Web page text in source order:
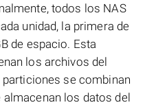
todos los NAS
unidad, la primera de
de espacio. Esta
los archivos del
se combinan
almacenan los datos del